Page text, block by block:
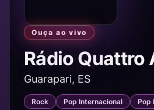
Ouça ao vivo
Rádio Quattro
Guarapari, ES
Rock Pop Internacional Pop